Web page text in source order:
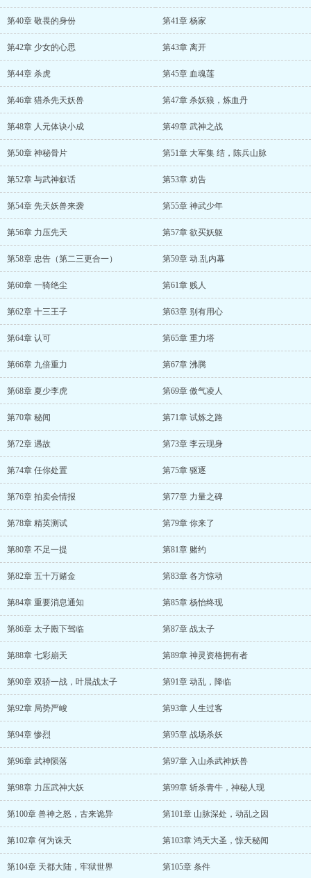
第40章 敬畏的身份 第41章 杨家
第42章 少女的心思 第43章 离开
第44章 杀虎 第45章 血魂莲
第46章 猎杀先天妖兽 第47章 杀妖狼，炼血丹
第48章 人元体诀小成 第49章 武神之战
第50章 神秘骨片 第51章 大军集 结，陈兵山脉
第52章 与武神叙话 第53章 劝告
第54章 先天妖兽来袭 第55章 神武少年
第56章 力压先天 第57章 欲买妖躯
第58章 忠告（第二三更合一） 第59章 动.乱内幕
第60章 一骑绝尘 第61章 贱人
第62章 十三王子 第63章 别有用心
第64章 认可 第65章 重力塔
第66章 九倍重力 第67章 沸腾
第68章 夏少李虎 第69章 傲气凌人
第70章 秘闻 第71章 试炼之路
第72章 遇故 第73章 李云现身
第74章 任你处置 第75章 驱逐
第76章 拍卖会情报 第77章 力量之碑
第78章 精英测试 第79章 你来了
第80章 不足一提 第81章 赌约
第82章 五十万赌金 第83章 各方惊动
第84章 重要消息通知 第85章 杨怡终现
第86章 太子殿下驾临 第87章 战太子
第88章 七彩崩天 第89章 神灵资格拥有者
第90章 双骄一战，叶晨战太子 第91章 动乱，降临
第92章 局势严峻 第93章 人生过客
第94章 惨烈 第95章 战场杀妖
第96章 武神陨落 第97章 入山杀武神妖兽
第98章 力压武神大妖 第99章 斩杀青牛，神秘人现
第100章 兽神之怒，古来诡异 第101章 山脉深处，动乱之因
第102章 何为诛天 第103章 鸿天大圣，惊天秘闻
第104章 天都大陆，牢狱世界 第105章 条件